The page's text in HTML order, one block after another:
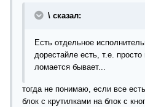
\ сказал:
Есть отдельное
дорестайле есть, т.е.
ломается бывает...
тогда не понимаю, если все
блок с крутилками на блок с